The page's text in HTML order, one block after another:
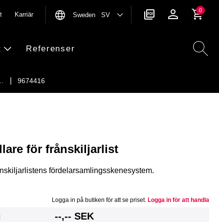
9674416
Referenser
Karriär Sweden SV
0
för frånskiljarlist
fördelarsamlingsskenesystem.
Logga in på butiken för att se priset. Logga in för att handla
--,-- SEK